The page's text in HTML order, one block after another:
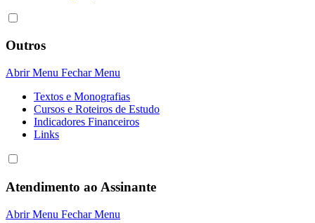
Outros
Abrir Menu Fechar Menu
Textos e Monografias
Cursos e Roteiros de Estudo
Indicadores Financeiros
Links
Atendimento ao Assinante
Abrir Menu Fechar Menu